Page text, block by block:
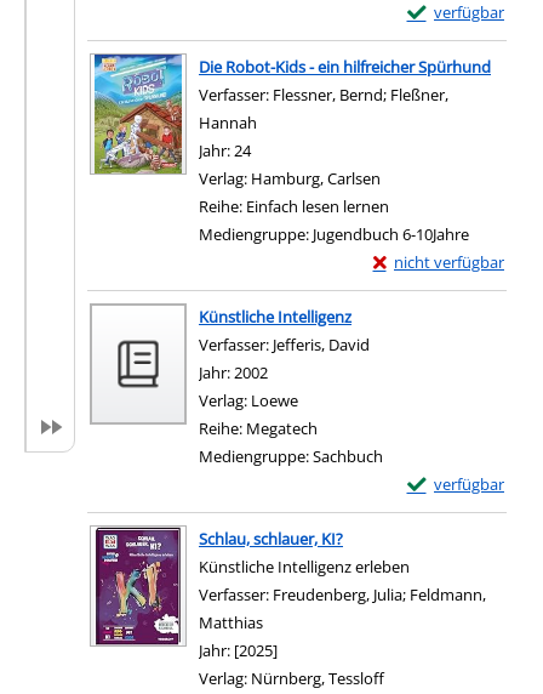
verfügbar
Exemplar-Details
Die Robot-Kids - ein hilfreicher Spürhund
Verfasser: Flessner, Bernd; Fleßner,
Hannah
Jahr:24
Verlag: Hamburg, Carlsen
Reihe: Einfach lesen lernen
Mediengruppe: Jugendbuch 6-10Jahre
nicht verfügbar
Exemplar-Details von
Künstliche Intelligenz
Verfasser: Jefferis, David
Jahr:2002
Verlag: Loewe
Reihe: Megatech
Mediengruppe:Sachbuch
verfügbar
Exemplar-Details
Schlau, schlauer, KI?
Künstliche Intelligenz erleben
Verfasser: Freudenberg, Julia; Feldmann,
Matthias
Jahr: [2025]
Verlag: Nürnberg, Tessloff